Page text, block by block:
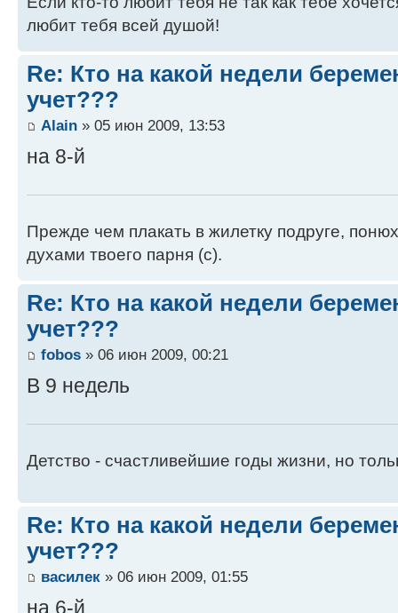
любит тебя всей душой!
Re: Кто на какой недели
учет???
Alain » 05 июн 2009, 13:53
на 8-й
Прежде чем плакать в жилетку подруге,
духами твоего парня (с).
Re: Кто на какой недели
учет???
fobos » 06 июн 2009, 00:21
В 9 недель
Детство - счастливейшие годы жизни, но
Re: Кто на какой недели
учет???
василек » 06 июн 2009, 01:55
на 6-й